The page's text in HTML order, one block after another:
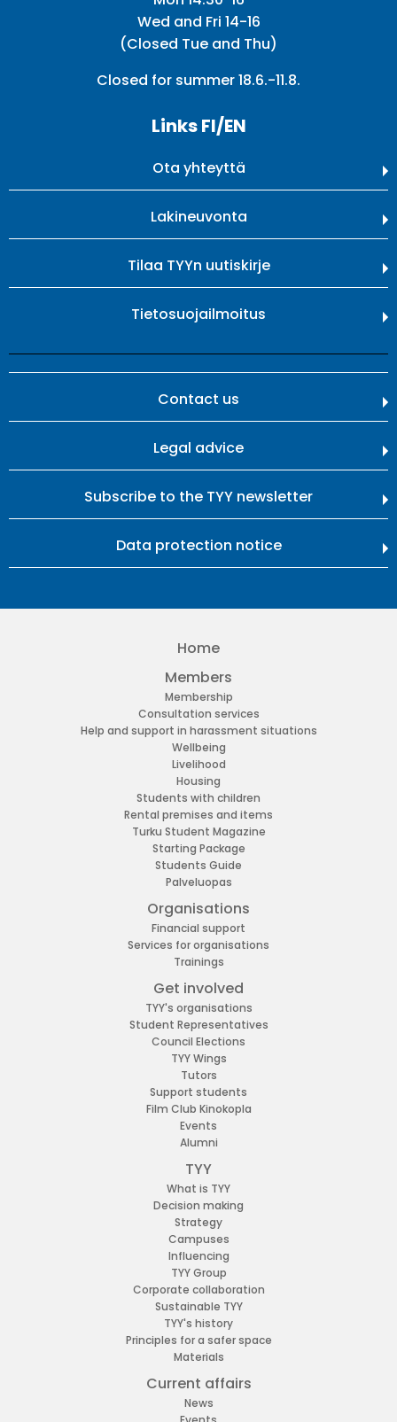
Wed and Fri 14-16
(Closed Tue and Thu)
Closed for summer 18.6.-11.8.
Links FI/EN
Ota yhteyttä
Lakineuvonta
Tilaa TYYn uutiskirje
Tietosuojailmoitus
Contact us
Legal advice
Subscribe to the TYY newsletter
Data protection notice
Home
Members
Membership
Consultation services
Help and support in harassment situations
Wellbeing
Livelihood
Housing
Students with children
Rental premises and items
Turku Student Magazine
Starting Package
Students Guide
Palveluopas
Organisations
Financial support
Services for organisations
Trainings
Get involved
TYY's organisations
Student Representatives
Council Elections
TYY Wings
Tutors
Support students
Film Club Kinokopla
Events
Alumni
TYY
What is TYY
Decision making
Strategy
Campuses
Influencing
TYY Group
Corporate collaboration
Sustainable TYY
TYY's history
Principles for a safer space
Materials
Current affairs
News